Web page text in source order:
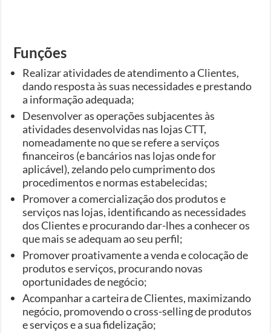
Funções
Realizar atividades de atendimento a Clientes,
dando resposta às suas necessidades e prestando
a informação adequada;
Desenvolver as operações subjacentes às
atividades desenvolvidas nas lojas CTT,
nomeadamente no que se refere a serviços
financeiros (e bancários nas lojas onde for
aplicável), zelando pelo cumprimento dos
procedimentos e normas estabelecidas;
Promover a comercialização dos produtos e
serviços nas lojas, identificando as necessidades
dos Clientes e procurando dar-lhes a conhecer os
que mais se adequam ao seu perfil;
Promover proativamente a venda e colocação de
produtos e serviços, procurando novas
oportunidades de negócio;
Acompanhar a carteira de Clientes, maximizando
negócio, promovendo o cross-selling de produtos
e serviços e a sua fidelização;